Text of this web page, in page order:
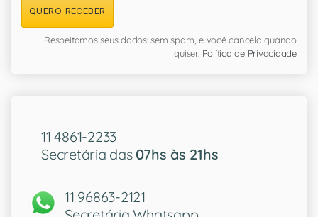
QUERO RECEBER
Respeitamos seus dados: sem spam, e você cancela quando
quiser. Política de Privacidade
11 4861-2233
Secretária das 07hs às 21hs
11 96863-2121